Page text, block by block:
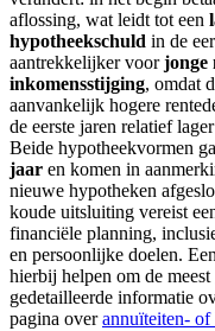
aflossing, wat leidt tot een
hypotheekschuld in de
aantrekkelijker voorjonge
inkomensstijging, omdat
aanvankelijk hogere
de eerste jaren relatief
Beide hypotheekvormen
jaar en komen in
nieuwe hypotheken
koude uitsluiting vereist
financiële planning,
en persoonlijke doelen.
hierbij helpen om de
gedetailleerde informatie
pagina overannuïteiten-